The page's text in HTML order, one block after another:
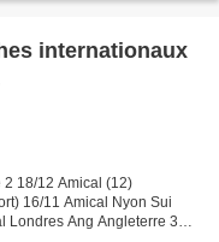
internationaux
18/12 Amical (12)
16/11 Amical Nyon Sui
Ang Angleterre 32 3